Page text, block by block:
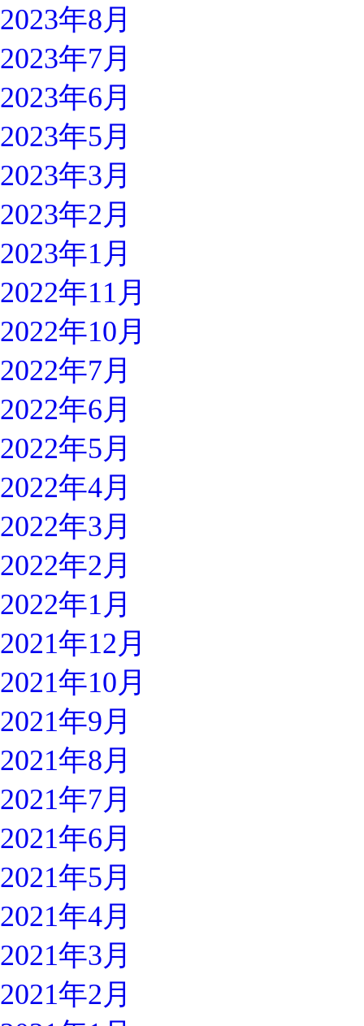
2023年8月
2023年7月
2023年6月
2023年5月
2023年3月
2023年2月
2023年1月
2022年11月
2022年10月
2022年7月
2022年6月
2022年5月
2022年4月
2022年3月
2022年2月
2022年1月
2021年12月
2021年10月
2021年9月
2021年8月
2021年7月
2021年6月
2021年5月
2021年4月
2021年3月
2021年2月